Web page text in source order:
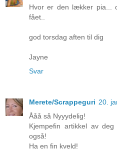
Hvor er den lækker pia...
fået..
god torsdag aften til dig
Jayne
Svar
Merete/Scrappeguri 20.
Ååå så Nyyydelig!
Kjempefin artikkel av
også!
Ha en fin kveld!